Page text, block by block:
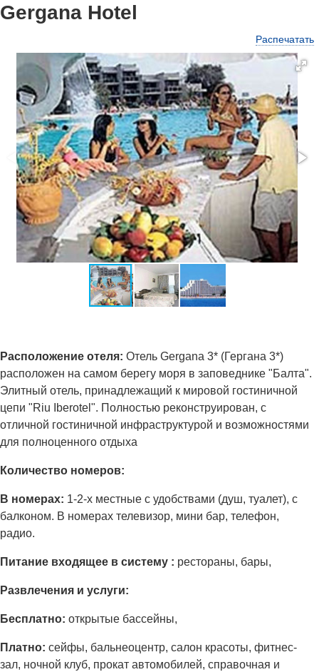
Gergana Hotel
Распечатать
Расположение отеля: Отель Gergana 3* (Гергана 3*)
расположен на самом берегу моря в заповеднике "Балта".
Элитный отель, принадлежащий к мировой гостиничной
цепи "Riu Iberotel". Полностью реконструирован, с
отличной гостиничной инфраструктурой и возможностями
для полноценного отдыха
Количество номеров:
В номерах: 1-2-х местные с удобствами (душ, туалет), с
балконом. В номерах телевизор, мини бар, телефон,
радио.
Питание входящее в систему : рестораны, бары,
Развлечения и услуги:
Бесплатно: открытые бассейны,
Платно: сейфы, бальнеоцентр, салон красоты, фитнес-
зал, ночной клуб, прокат автомобилей, справочная и